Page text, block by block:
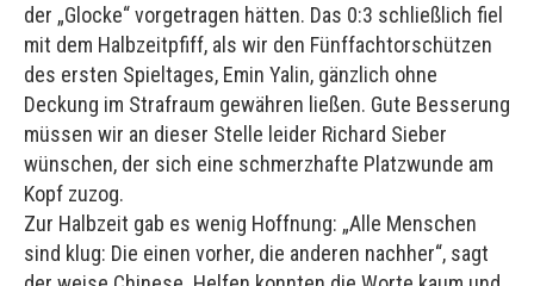
der „Glocke“ vorgetragen hätten. Das 0:3 schließlich fiel
mit dem Halbzeitpfiff, als wir den Fünffachtorschützen
des ersten Spieltages, Emin Yalin, gänzlich ohne
Deckung im Strafraum gewähren ließen. Gute Besserung
müssen wir an dieser Stelle leider Richard Sieber
wünschen, der sich eine schmerzhafte Platzwunde am
Kopf zuzog.
Zur Halbzeit gab es wenig Hoffnung: „Alle Menschen
sind klug: Die einen vorher, die anderen nachher“, sagt